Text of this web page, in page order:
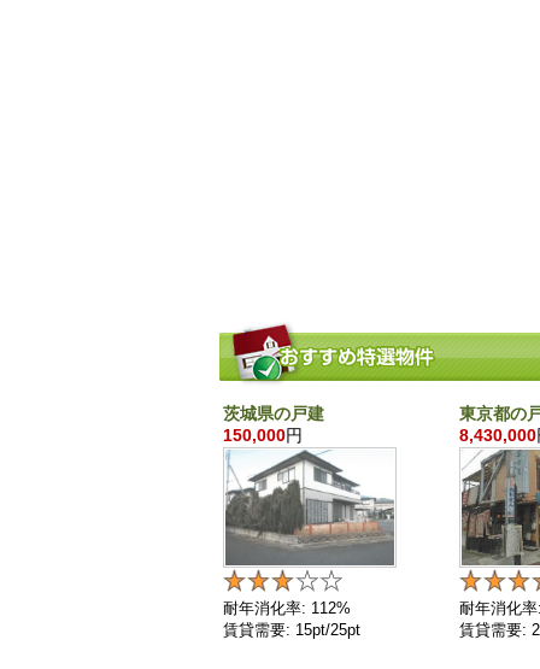
茨城県の戸建
150,000円
耐年消化率: 112%
賃貸需要: 15pt/25pt
東京都の
8,430,000
耐年消化
賃貸需要: